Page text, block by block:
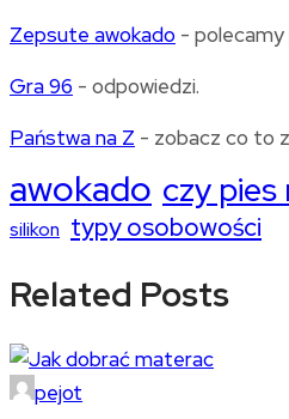
Zepsute awokado -
Gra 96 - odpowiedzi.
Państwa na Z - zobacz co to
awokado czy pies
silikon typy osobowości
Related Posts
pejot